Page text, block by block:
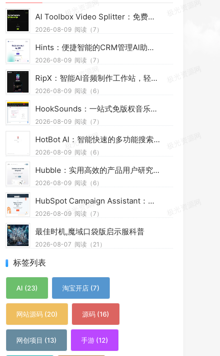
AI Toolbox Video Splitter：免费网页本地视频分割工具，多模式裁切高清视频且保护隐私
2026-08-09 阅读（7）
Hints：便捷智能的CRM管理AI助手，靠语音短信高效办公提效省时
2026-08-09 阅读（7）
RipX：智能AI音频制作工作站，轻松拆分混音素材，助力音乐创作
2026-08-09 阅读（6）
HookSounds：一站式免版权音乐素材平台，适配多场景创作省心又合规
2026-08-09 阅读（7）
HotBot AI：智能快速的多功能搜索引擎，AI赋能精准检索，适配日常多场景
2026-08-09 阅读（6）
Hubble：实用高效的产品用户研究平台，助力团队轻松调研优化产品
2026-08-09 阅读（6）
HubSpot Campaign Assistant：免费AI营销辅助工具，快速写文案提效优化营销工作
2026-08-09 阅读（7）
最佳时机,魔域口袋版启示服科普
2026-08-07 阅读（21）
标签列表
AI (23) 淘宝开店 (7)
网站源码 (20) 源码 (16)
网创项目 (13) 手游 (12)